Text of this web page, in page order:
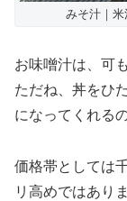
みそ汁｜
お味噌汁は、可
ただね、丼をひ
になってくれる
価格帯としては
リ高めではあり